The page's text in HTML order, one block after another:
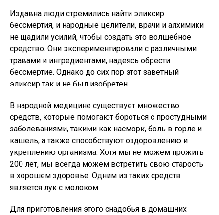
Издавна люди стремились найти эликсир
бессмертия, и народные целители, врачи и алхимики
не щадили усилий, чтобы создать это волшебное
средство. Они экспериментировали с различными
травами и ингредиентами, надеясь обрести
бессмертие. Однако до сих пор этот заветный
эликсир так и не был изобретен.
В народной медицине существует множество
средств, которые помогают бороться с простудными
заболеваниями, такими как насморк, боль в горле и
кашель, а также способствуют оздоровлению и
укреплению организма. Хотя мы не можем прожить
200 лет, мы всегда можем встретить свою старость
в хорошем здоровье. Одним из таких средств
является лук с молоком.
Для приготовления этого снадобья в домашних